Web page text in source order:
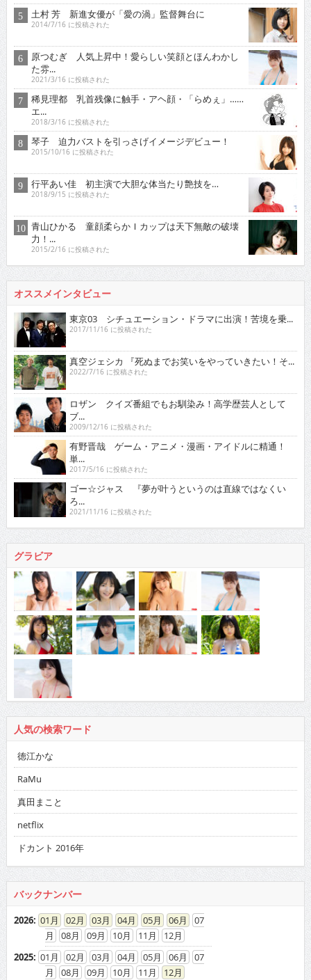
土村 芳 新進女優が「愛の渦」監督舞台に
2014/7/16 に投稿された
原つむぎ 人気上昇中！愛らしい笑顔とほんわかし
た雰...
2021/3/16 に投稿された
稀見理都 乳首残像に触手・アヘ顔・「らめぇ」……
エ...
2018/3/16 に投稿された
琴子 迫力バストを引っさげイメージデビュー！
2015/10/16 に投稿された
行平あい佳 初主演で大胆な体当たり艶技を…
2018/9/15 に投稿された
青山ひかる 童顔柔らかＩカップは天下無敵の破壊
力！...
2015/2/16 に投稿された
オススメインタビュー
東京03 シチュエーション・ドラマに出演！苦境を乗...
2017/11/16 に投稿された
真空ジェシカ 『死ぬまでお笑いをやっていきたい！そ...
2022/7/16 に投稿された
ロザン クイズ番組でもお馴染み！高学歴芸人として
ブ...
2009/12/16 に投稿された
有野晋哉 ゲーム・アニメ・漫画・アイドルに精通！
単...
2017/5/16 に投稿された
ゴー☆ジャス 『夢が叶うというのは直線ではなくい
ろ...
2021/11/16 に投稿された
グラビア
人気の検索ワード
徳江かな
RaMu
真田まこと
netflix
ドカント 2016年
バックナンバー
2026: 01 02 03 04 05 06
07
08
09 10 11
12
2025: 01 02 03 04 05 06
07
08
09 10 11
12